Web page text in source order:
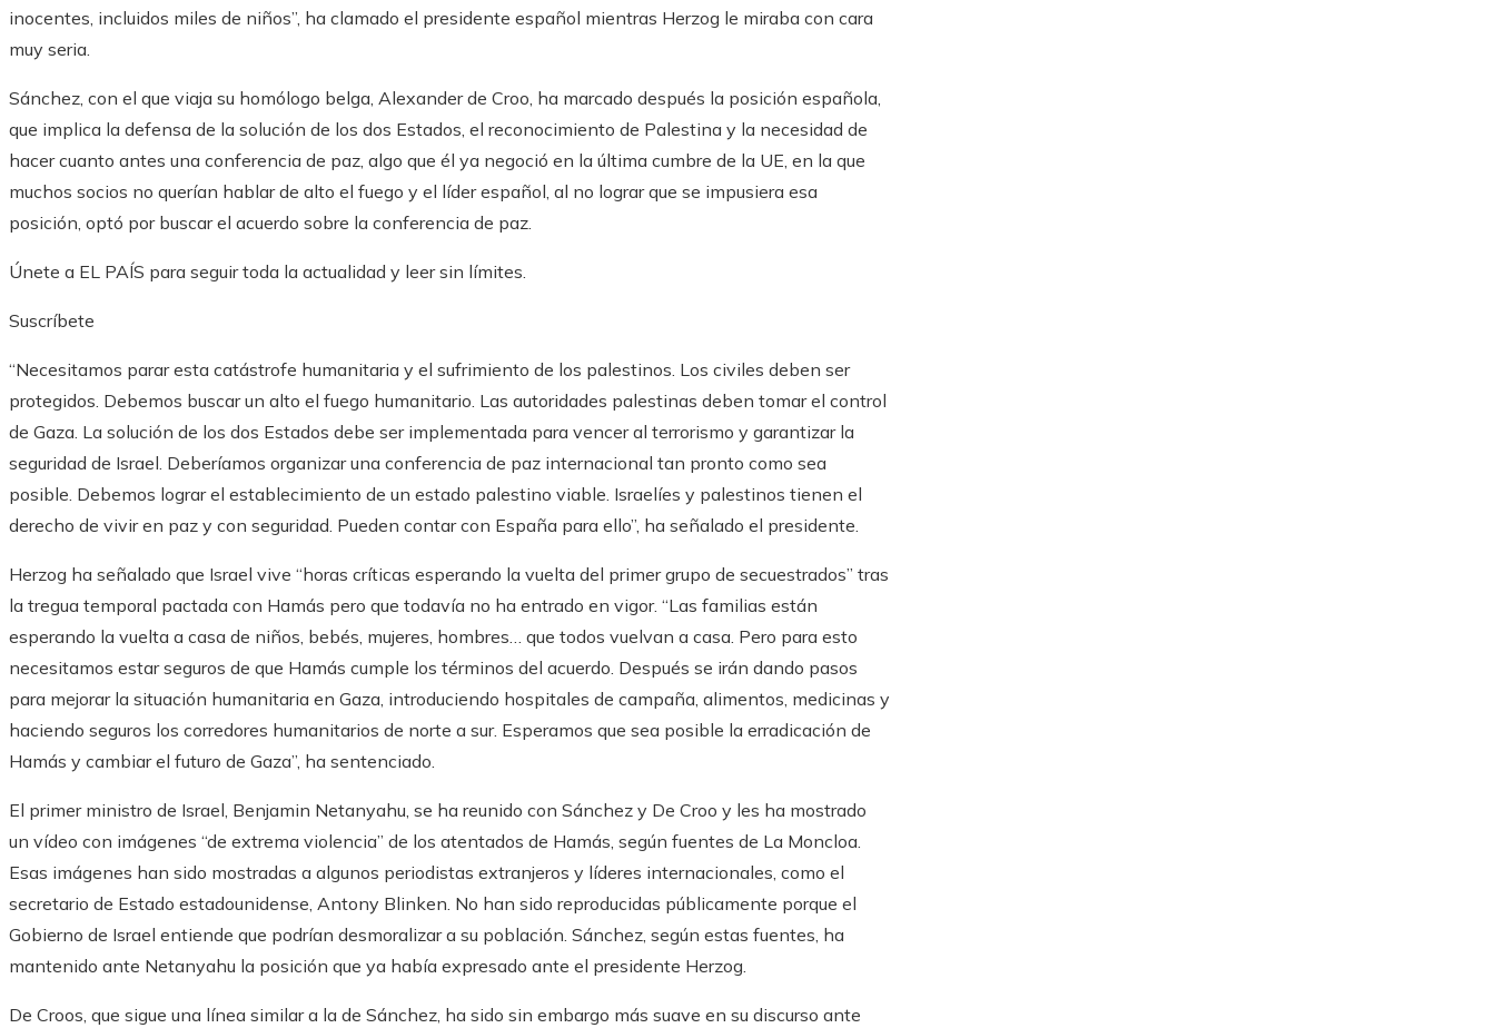
inocentes, incluidos miles de niños”, ha clamado el presidente español mientras Herzog le miraba con cara
muy seria.
Sánchez, con el que viaja su homólogo belga, Alexander de Croo, ha marcado después la posición española,
que implica la defensa de la solución de los dos Estados, el reconocimiento de Palestina y la necesidad de
hacer cuanto antes una conferencia de paz, algo que él ya negoció en la última cumbre de la UE, en la que
muchos socios no querían hablar de alto el fuego y el líder español, al no lograr que se impusiera esa
posición, optó por buscar el acuerdo sobre la conferencia de paz.
Únete a EL PAÍS para seguir toda la actualidad y leer sin límites.
Suscríbete
“Necesitamos parar esta catástrofe humanitaria y el sufrimiento de los palestinos. Los civiles deben ser
protegidos. Debemos buscar un alto el fuego humanitario. Las autoridades palestinas deben tomar el control
de Gaza. La solución de los dos Estados debe ser implementada para vencer al terrorismo y garantizar la
seguridad de Israel. Deberíamos organizar una conferencia de paz internacional tan pronto como sea
posible. Debemos lograr el establecimiento de un estado palestino viable. Israelíes y palestinos tienen el
derecho de vivir en paz y con seguridad. Pueden contar con España para ello”, ha señalado el presidente.
Herzog ha señalado que Israel vive “horas críticas esperando la vuelta del primer grupo de secuestrados” tras
la tregua temporal pactada con Hamás pero que todavía no ha entrado en vigor. “Las familias están
esperando la vuelta a casa de niños, bebés, mujeres, hombres… que todos vuelvan a casa. Pero para esto
necesitamos estar seguros de que Hamás cumple los términos del acuerdo. Después se irán dando pasos
para mejorar la situación humanitaria en Gaza, introduciendo hospitales de campaña, alimentos, medicinas y
haciendo seguros los corredores humanitarios de norte a sur. Esperamos que sea posible la erradicación de
Hamás y cambiar el futuro de Gaza”, ha sentenciado.
El primer ministro de Israel, Benjamin Netanyahu, se ha reunido con Sánchez y De Croo y les ha mostrado
un vídeo con imágenes “de extrema violencia” de los atentados de Hamás, según fuentes de La Moncloa.
Esas imágenes han sido mostradas a algunos periodistas extranjeros y líderes internacionales, como el
secretario de Estado estadounidense, Antony Blinken. No han sido reproducidas públicamente porque el
Gobierno de Israel entiende que podrían desmoralizar a su población. Sánchez, según estas fuentes, ha
mantenido ante Netanyahu la posición que ya había expresado ante el presidente Herzog.
De Croos, que sigue una línea similar a la de Sánchez, ha sido sin embargo más suave en su discurso ante